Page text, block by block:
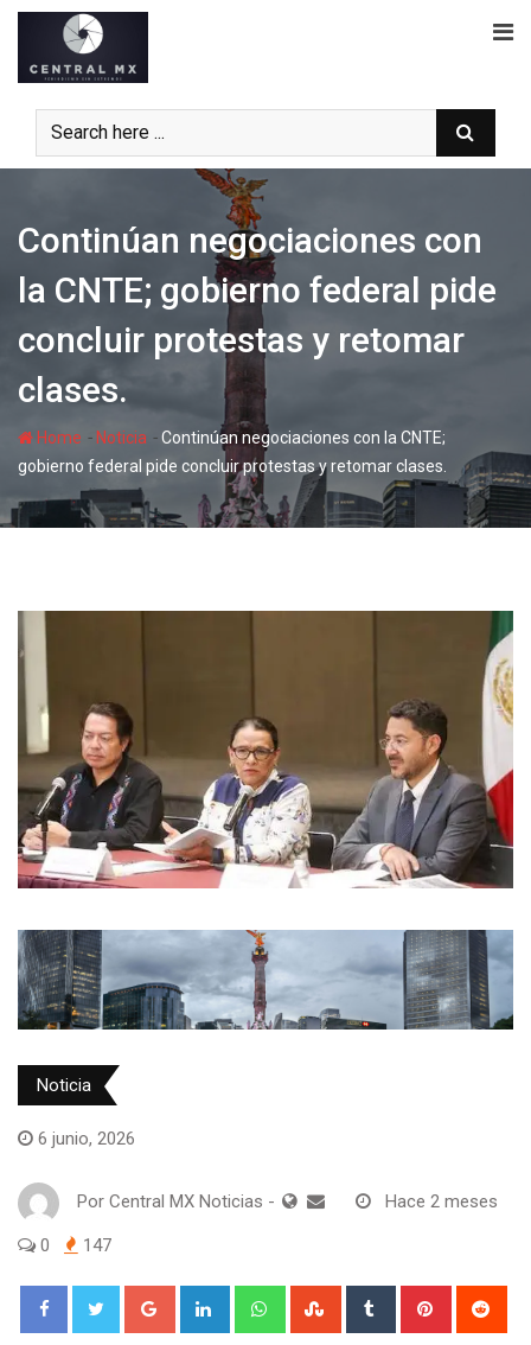
Skip
content
Continúan negociaciones con
la CNTE; gobierno federal pide
concluir protestas y retomar
clases.
Home - Noticia -Continúan negociaciones con la CNTE;
gobierno federal pide concluir protestas y retomar clases.
Noticia
6 junio, 2026
Por Central MX Noticias - Hace 2 meses
0 147
Google+ LinkedIn WhatsappStumbleUpon
Tumblr Pinterest